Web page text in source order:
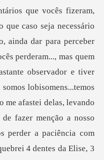
que caso seja necessário
ainda dar para perceber
perderam..., mas quem
observador e tiver
lobisomens...temos